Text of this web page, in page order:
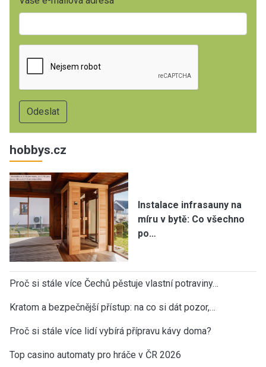
hobbys.cz
Instalace infrasauny na
míru v bytě: Co všechno
po…
Proč si stále více Čechů pěstuje vlastní potraviny…
Kratom a bezpečnější přístup: na co si dát pozor,…
Proč si stále více lidí vybírá přípravu kávy doma?
Top casino automaty pro hráče v ČR 2026